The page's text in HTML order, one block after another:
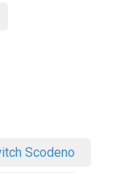
Scodeno